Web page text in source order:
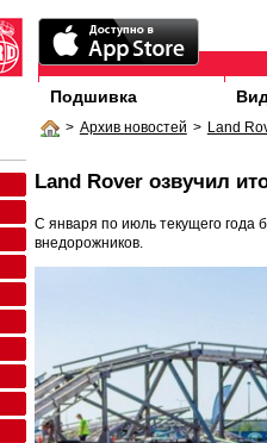
Подшивка
> Архив новостей > Land
Land Rover озвучил
С января по июль текущего года
внедорожников.